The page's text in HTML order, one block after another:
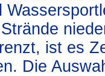
ist es
Die